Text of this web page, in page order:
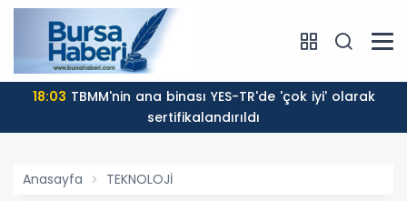
18:03
sertifikalandırıldı
Anasayfa TEKNOLOJİ